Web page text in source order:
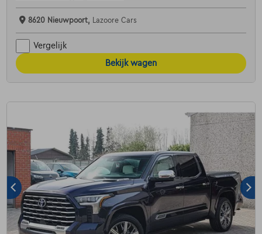
8620 Nieuwpoort, Lazoore Cars
Vergelijk
Bekijk wagen